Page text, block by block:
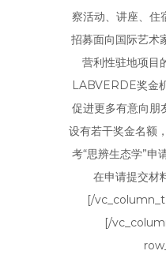
察活动、讲座、
招募面向国际艺术
营利性驻地项目
LABVERDE奖金
促进更多有意向
设有若干奖金名额
考“思辨生态学”申
在申请提交材
[/
[/